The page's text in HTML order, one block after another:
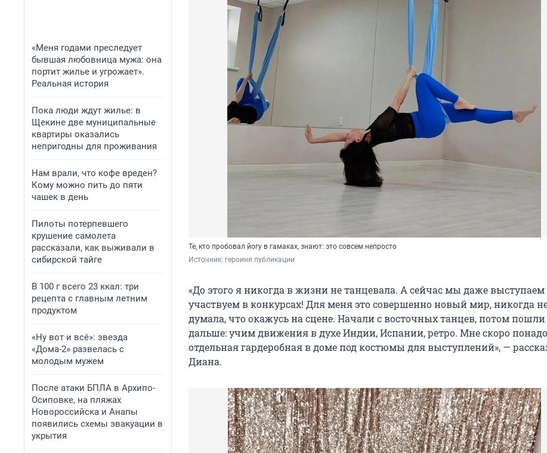
«Меня годами преследует
бывшая любовница мужа: она
портит жилье и угрожает».
Реальная история
Пока люди ждут жилье: в
Щекине две муниципальные
квартиры оказались
непригодны для проживания
Нам врали, что кофе вреден?
Кому можно пить до пяти
чашек в день
Пилоты потерпевшего
крушение самолета
рассказали, как выживали в
сибирской тайге
В 100 г всего 23 ккал: три
рецепта с главным летним
продуктом
«Ну вот и всё»: звезда
«Дома-2» развелась с
молодым мужем
После атаки БПЛА в Архипо-
Осиповке, на пляжах
Новороссийска и Анапы
появились схемы эвакуации в
укрытия
Те, кто пробовал йогу в гамаках, знают: это совсем непросто
Источник: героиня публикации
«До этого я никогда в жизни не танцевала. А сейчас мы даже выступаем
участвуем в конкурсах! Для меня это совершенно новый мир, никогда
думала, что окажусь на сцене. Начали с восточных танцев, потом пошли
дальше: учим движения в духе Индии, Испании, ретро. Мне скоро
отдельная гардеробная в доме под костюмы для выступлений», —
Диана.